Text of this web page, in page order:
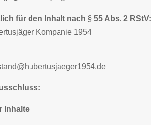
für den Inhalt nach § 55 Abs. 2 RStV:
Kompanie 1954
Inhalte